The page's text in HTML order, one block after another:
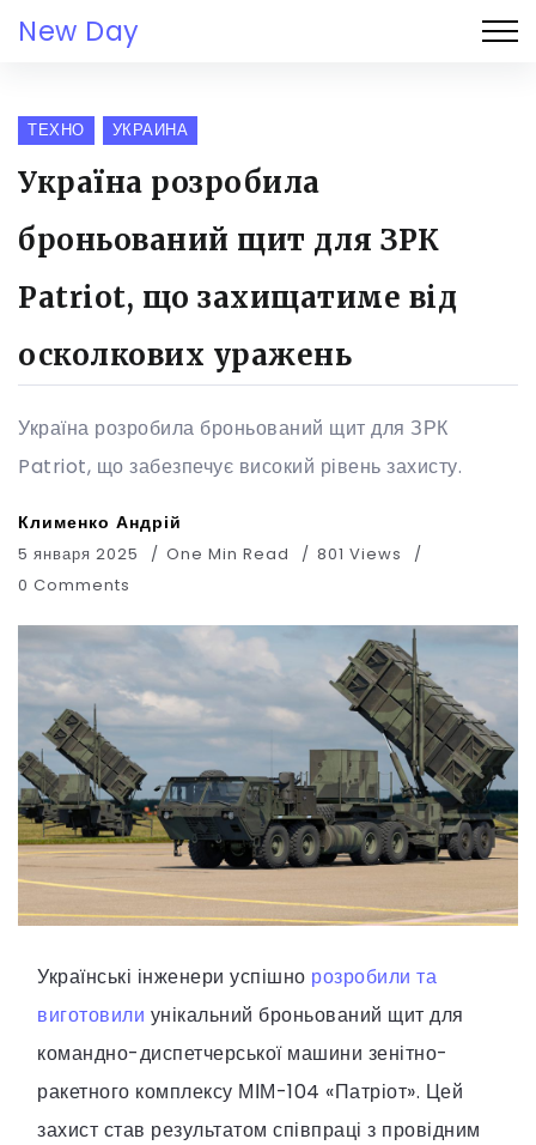
New Day
ТЕХНО УКРАИНА
Україна розробила
броньований щит для ЗРК
Patriot, що захищатиме від
осколкових уражень
Україна розробила броньований щит для ЗРК
Patriot, що забезпечує високий рівень захисту.
Клименко Андрій
5 января 2025 One Min Read
801 Views
0 Comments
Українські інженери успішно розробили та
виготовили унікальний броньований щит для
командно-диспетчерської машини зенітно-
ракетного комплексу МІМ-104 «Патріот». Цей
захист став результатом співпраці з провідним